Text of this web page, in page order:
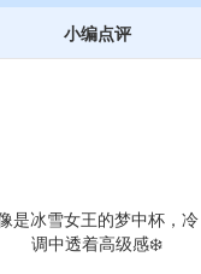
小编点评
是冰雪女王的梦中杯，冷
调中透着高级感❄️